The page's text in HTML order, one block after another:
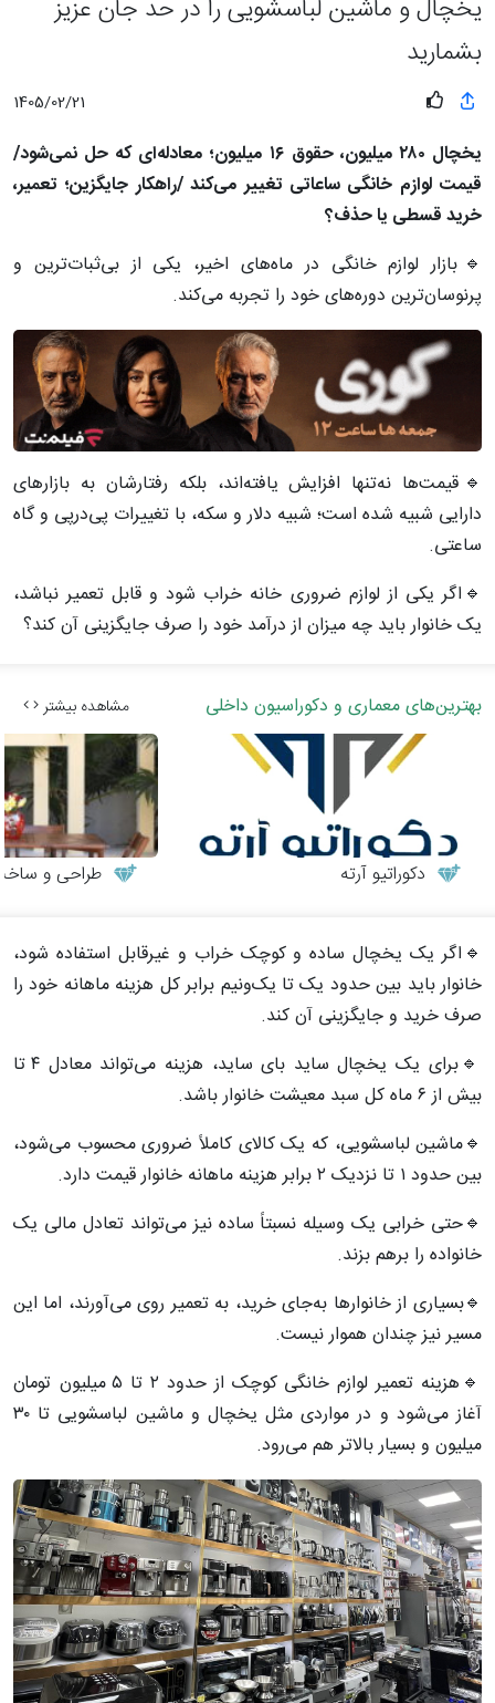
یخچال و ماشین لباسشویی را در حد جان عزیز
بشمارید
1405/02/21
یخچال ۲۸۰ میلیون، حقوق ۱۶ میلیون؛ معادله‌ای که حل نمی‌شود/
قیمت لوازم خانگی ساعاتی تغییر می‌کند /راهکار جایگزین؛ تعمیر،
خرید قسطی یا حذف؟
🔹بازار لوازم خانگی در ماه‌های اخیر، یکی از بی‌ثبات‌ترین و
پرنوسان‌ترین دوره‌های خود را تجربه می‌کند.
🔹قیمت‌ها نه‌تنها افزایش یافته‌اند، بلکه رفتارشان به بازارهای
دارایی شبیه شده است؛ شبیه دلار و سکه، با تغییرات پی‌درپی و گاه
ساعتی.
🔹اگر یکی از لوازم ضروری خانه خراب شود و قابل تعمیر نباشد،
یک خانوار باید چه میزان از درآمد خود را صرف جایگزینی آن کند؟
بهترین‌های معماری و دکوراسیون داخلی مشاهده بیشتر
دکوراتیو آرته طراحی و ساخت
🔹اگر یک یخچال ساده و کوچک خراب و غیرقابل استفاده شود،
خانوار باید بین حدود یک تا یک‌ونیم برابر کل هزینه ماهانه خود را
صرف خرید و جایگزینی آن کند.
🔹برای یک یخچال ساید بای ساید، هزینه می‌تواند معادل ۴ تا
بیش از ۶ ماه کل سبد معیشت خانوار باشد.
🔹ماشین لباسشویی، که یک کالای کاملاً ضروری محسوب می‌شود،
بین حدود ۱ تا نزدیک ۲ برابر هزینه ماهانه خانوار قیمت دارد.
🔹حتی خرابی یک وسیله نسبتاً ساده نیز می‌تواند تعادل مالی یک
خانواده را برهم بزند.
🔹بسیاری از خانوارها به‌جای خرید، به تعمیر روی می‌آورند، اما این
مسیر نیز چندان هموار نیست.
🔹هزینه تعمیر لوازم خانگی کوچک از حدود ۲ تا ۵ میلیون تومان
آغاز می‌شود و در مواردی مثل یخچال و ماشین لباسشویی تا ۳۰
میلیون و بسیار بالاتر هم می‌رود.